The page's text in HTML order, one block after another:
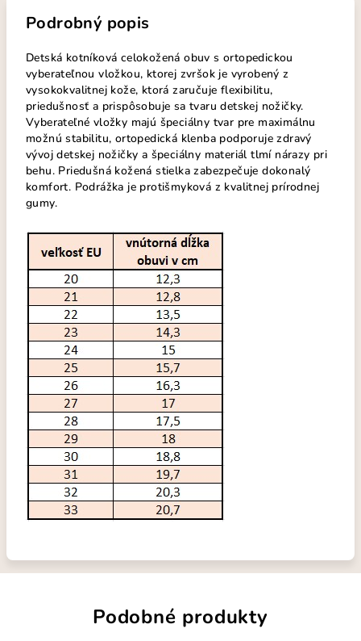
Podrobný popis
Detská kotníková celokožená obuv s ortopedickou
vyberateľnou vložkou, ktorej zvršok je vyrobený z
vysokokvalitnej kože, ktorá zaručuje flexibilitu,
priedušnosť a prispôsobuje sa tvaru detskej nožičky.
Vyberateľné vložky majú špeciálny tvar pre maximálnu
možnú stabilitu, ortopedická klenba podporuje zdravý
vývoj detskej nožičky a špeciálny materiál tlmí nárazy pri
behu. Priedušná kožená stielka zabezpečuje dokonalý
komfort. Podrážka je protišmyková z kvalitnej prírodnej
gumy.
Podobné produkty